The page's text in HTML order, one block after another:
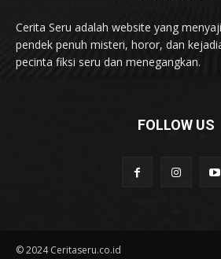
Cerita Seru adalah website yang
pendek penuh misteri, horor, dan
pecinta fiksi seru dan menegangkan.
FOLLOW US
© 2024 Ceritaseru.co.id